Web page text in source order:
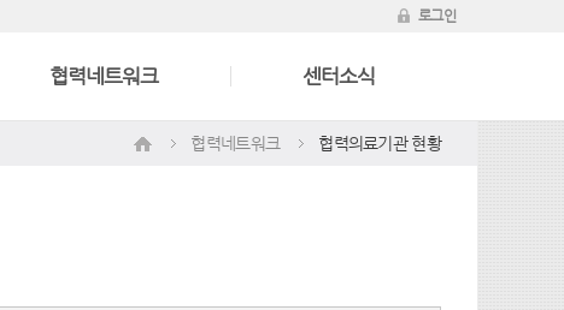
로그인
협력네트워크 센터소식
협력네트워크 협력의료기관 현황